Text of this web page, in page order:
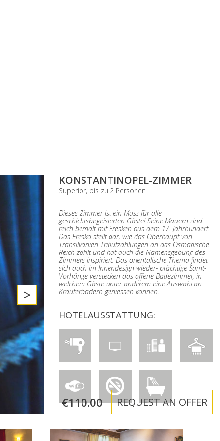
>
KONSTANTINOPEL-ZIMMER
Superior, bis zu 2 Personen
Dieses Zimmer ist ein Muss für alle
geschichtsbegeisterten Gäste! Seine Mauern sind
reich bemalt mit Fresken aus dem 17. Jahrhundert.
Das Fresko stellt dar, wie das Oberhaupt von
Transilvanien Tributzahlungen an das Osmanische
Reich zahlt und hat auch die Namensgebung des
Zimmers inspiriert. Das orientalische Thema findet
sich auch im Innendesign wieder- prächtige Samt-
Vorhänge verstecken das offene Badezimmer, in
welchem Gäste unter anderem eine Auswahl an
Kräuterbädern geniessen können.
HOTELAUSSTATTUNG:
€110.00 REQUEST AN OFFER
Superior, bis zu 2 Personen
Superior, bis zu 2 Personen
Standard, bis zu 2 Personen
Standard, bis zu 2 Personen
OLASZTELEK
Standard, bis zu 2 Personen
Standard, bis zu 2 Personen